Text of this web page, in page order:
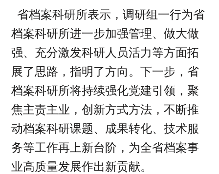
省档案科研所表示，调研组一行为省
档案科研所进一步加强管理、做大做
强、充分激发科研人员活力等方面拓
展了思路，指明了方向。下一步，省
档案科研所将持续强化党建引领，聚
焦主责主业，创新方式方法，不断推
动档案科研课题、成果转化、技术服
务等工作再上新台阶，为全省档案事
业高质量发展作出新贡献。